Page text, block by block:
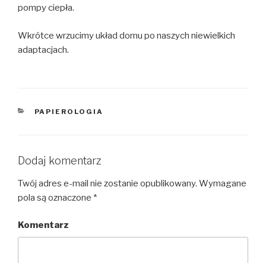
pompy ciepła.
Wkrótce wrzucimy układ domu po naszych niewielkich
adaptacjach.
KATEGORIE
PAPIEROLOGIA
Dodaj komentarz
Twój adres e-mail nie zostanie opublikowany. Wymagane
pola są oznaczone *
Komentarz